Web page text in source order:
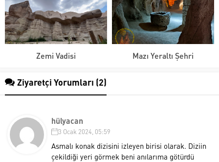
Zemi Vadisi Mazı Yeraltı Şehri
Ziyaretçi Yorumları (2)
hülyacan
3 Ocak 2024, 05:59
Asmalı konak dizisini izleyen birisi olarak. Diziin
çekildiği yeri görmek beni anılarıma götürdü